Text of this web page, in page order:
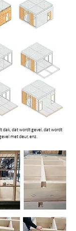
dak, dat wordt gevel, dat wordt
met deur, enz.